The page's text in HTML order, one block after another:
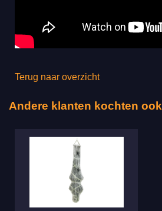
Terug naar overzicht
Andere klanten kochten ook